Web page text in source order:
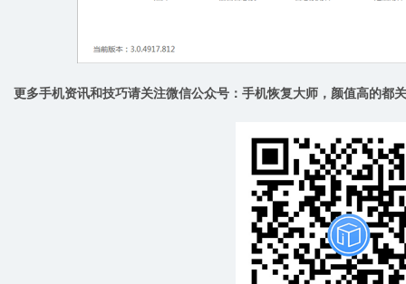
更多手机资讯和技巧请关注微信公众号：手机恢复大师，颜值高的都